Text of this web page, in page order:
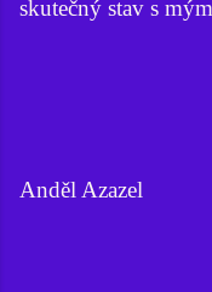
skutečný stav s
Anděl Azazel